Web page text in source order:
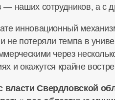
— наших сотрудников, а с
инновационный
не потеряли темпа в
через
и окажутся крайне
власти Свердловской